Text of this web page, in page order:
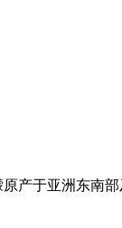
产于亚洲东南